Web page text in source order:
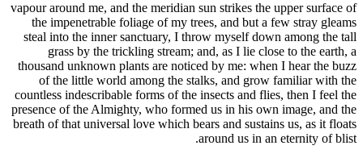
vapour around me, and the meridian sun strikes the upper surface of
the impenetrable foliage of my trees, and but a few stray gleams
steal into the inner sanctuary, I throw myself down among the tall
grass by the trickling stream; and, as I lie close to the earth, a
thousand unknown plants are noticed by me: when I hear the buzz
of the little world among the stalks, and grow familiar with the
countless indescribable forms of the insects and flies, then I feel the
presence of the Almighty, who formed us in his own image, and the
breath of that universal love which bears and sustains us, as it floats
around us in an eternity of blist.